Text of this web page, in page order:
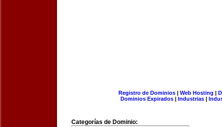
Registro de Dominios| Web Hosting |
Dominios Expirados | Industrias |
Categorías de Dominio: